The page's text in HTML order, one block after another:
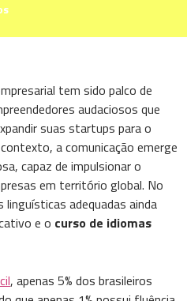
tem sido palco de
audaciosos que
suas startups para o
a comunicação emerge
capaz de impulsionar o
em território global. No
adequadas ainda
e o curso de idiomas
, apenas 5% dos brasileiros